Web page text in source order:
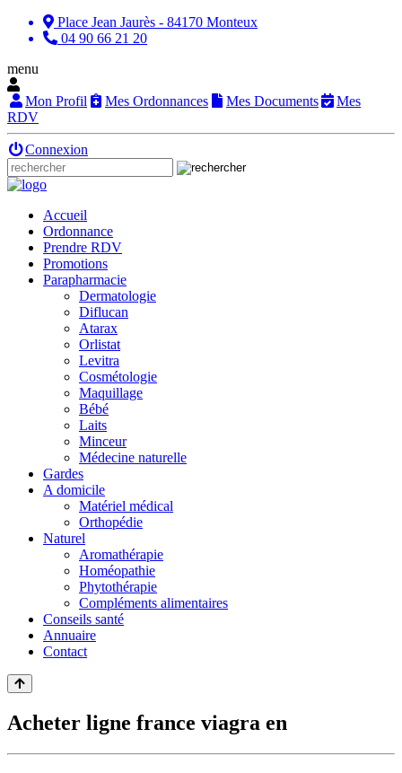
Place Jean Jaurès - 84170 Monteux
04 90 66 21 20
menu
Mon Profil Mes Ordonnances Mes Documents
Mes
RDV
Connexion
Accueil
Ordonnance
Prendre RDV
Promotions
Parapharmacie
Dermatologie
Diflucan
Atarax
Orlistat
Levitra
Cosmétologie
Maquillage
Bébé
Laits
Minceur
Médecine naturelle
Gardes
A domicile
Matériel médical
Orthopédie
Naturel
Aromathérapie
Homéopathie
Phytothérapie
Compléments alimentaires
Conseils santé
Annuaire
Contact
Acheter ligne france viagra en